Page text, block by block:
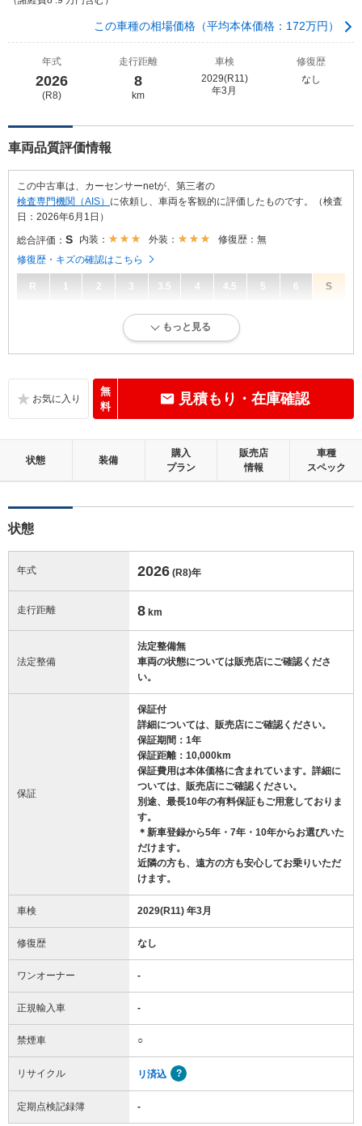
この車種の相場価格（平均本体価格：172万円）
年式
2026
(R8)
走行距離
8
km
車検
2029(R11)
年3月
修復歴
なし
車両品質評価情報
この中古車は、カーセンサーnetが、第三者の
検査専門機関（AIS） に依頼し、車両を客観的に評価したものです。（検査
日：2026年6月1日）
総合評価： S 内装： 外装：
修復歴：無
修復歴・キズの確認はこちら
R 1 2 3 3.5 4 4.5 5 6 S
新車登録後12ヶ月未満、走行距離1万km以下で、内外装にダメージがな
無キズ、もしくは傷みや汚れなどがほぼない、とても綺麗な状態です。
外装：
無キズ、もしくはキズやヘコミなどがほぼない、とても綺麗な状態で
修復歴：無
もっと見る
無
料
見積もり・在庫確認
状態 装備
購入
プラン
販売店
情報
車種
スペック
状態
年式 2026 (R8)年
走行距離 8 km
法定整備
法定整備無
車両の状態については販売店にご確認くださ
い。
保証
保証付
詳細については、販売店にご確認ください。
保証期間：1年
保証距離：10,000km
保証費用は本体価格に含まれています。詳細に
ついては、販売店にご確認ください。
別途、最長10年の有料保証もご用意しておりま
す。
＊新車登録から5年・7年・10年からお選びいた
だけます。
近隣の方も、遠方の方も安心してお乗りいただ
けます。
車検 2029(R11) 年3月
修復歴 なし
ワンオーナー -
正規輸入車 -
禁煙車 ○
リサイクル リ済込
定期点検記録簿 -